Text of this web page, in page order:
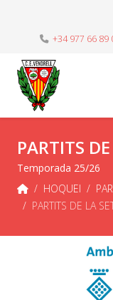
+34 977 66 89
PARTITS
Temporada 25/26
HOQUEI
PARTITS DE LA